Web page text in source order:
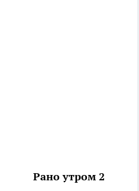
Рано утром 2